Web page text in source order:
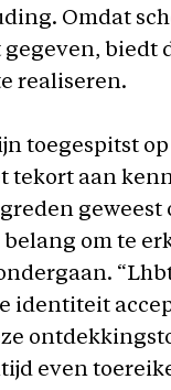
Omdat
biedt
realiseren.
toegespitst
tekort aan
om te
identiteit
even